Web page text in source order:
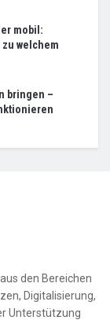
mobil:
welchem
bringen –
den Bereichen
Digitalisierung,
Unterstützung